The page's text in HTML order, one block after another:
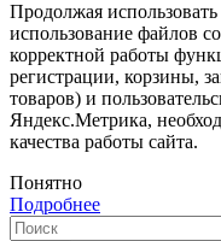
Продолжая
использование файлов
корректной работы
регистрации, корзины,
товаров) и
Яндекс.Метрика,
качества работы сайта.
Понятно
Подробнее